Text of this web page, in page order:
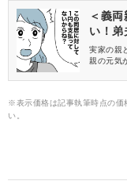
＜義
い！
実家の親
親の元気
※表示価格は記事執筆時点の価
い。